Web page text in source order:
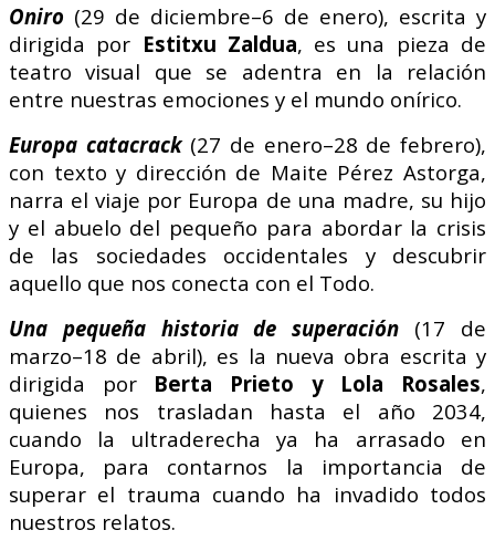
Oniro (29 de diciembre–6 de enero), escrita y
dirigida por Estitxu Zaldua, es una pieza de
teatro visual que se adentra en la relación
entre nuestras emociones y el mundo onírico.
Europa catacrack(27 de enero–28 de febrero),
con texto y dirección de Maite Pérez Astorga,
narra el viaje por Europa de una madre, su hijo
y el abuelo del pequeño para abordar la crisis
de las sociedades occidentales y descubrir
aquello que nos conecta con el Todo.
Una pequeña historia de superación (17 de
marzo–18 de abril), es la nueva obra escrita y
dirigida por Berta Prieto y Lola Rosales,
quienes nos trasladan hasta el año 2034,
cuando la ultraderecha ya ha arrasado en
Europa, para contarnos la importancia de
superar el trauma cuando ha invadido todos
nuestros relatos.